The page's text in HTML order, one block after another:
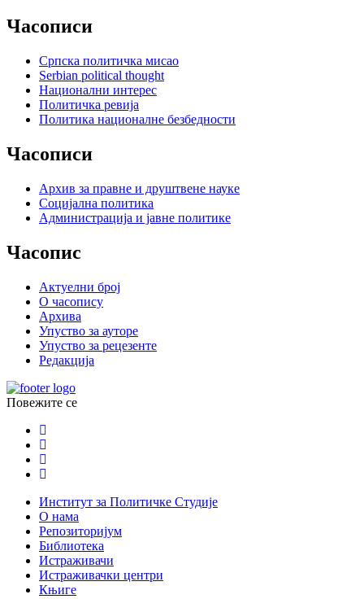
Часописи
Српска политичка мисао
Serbian political thought
Национални интерес
Политичка ревија
Политика националне безбедности
Часописи
Архив за правне и друштвене науке
Социјална политика
Администрација и јавне политике
Часопис
Актуелни број
О часопису
Архива
Упуство за ауторе
Упуство за рецезенте
Редакција
Повежите се
Институт за Политичке Студије
О нама
Репозиторијум
Библиотека
Истраживачи
Истраживачки центри
Књиге